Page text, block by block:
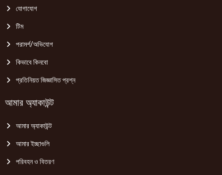
যোগাযোগ
টিম
পরামর্শ/অভিযোগ
কিভাবে কিনবো
প্রতিনিয়ত জিজ্ঞাসিত প্রশ্ন
আমার অ্যাকাউন্ট
আমার অ্যাকাউন্ট
আমার ইচ্ছাগুলি
পরিবহন ও বিতরণ